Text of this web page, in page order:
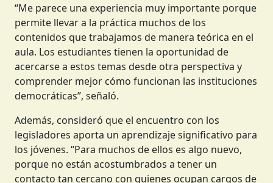
“Me parece una experiencia muy importante porque
permite llevar a la práctica muchos de los
contenidos que trabajamos de manera teórica en el
aula. Los estudiantes tienen la oportunidad de
acercarse a estos temas desde otra perspectiva y
comprender mejor cómo funcionan las instituciones
democráticas”, señaló.
Además, consideró que el encuentro con los
legisladores aporta un aprendizaje significativo para
los jóvenes. “Para muchos de ellos es algo nuevo,
porque no están acostumbrados a tener un
contacto tan cercano con quienes ocupan cargos de